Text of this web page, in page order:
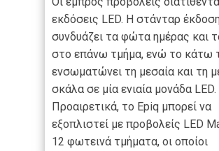
εκδόσεις LED. Η στάνταρ
συνδυάζει τα φώτα ημέρας και
στο επάνω τμήμα, ενώ το κάτω
ενσωματώνει τη μεσαία και τη
σκάλα σε μία ενιαία μονάδα LED.
Προαιρετικά, το Epiq μπορεί να
εξοπλιστεί με προβολείς LED
12 φωτεινά τμήματα, οι οποίοι